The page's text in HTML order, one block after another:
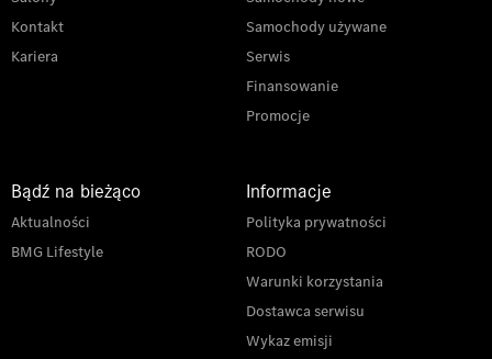
Kontakt
Kariera
Samochody używane
Serwis
Finansowanie
Promocje
Bądź na bieżąco
Aktualności
BMG Lifestyle
Informacje
Polityka prywatności
RODO
Warunki korzystania
Dostawca serwisu
Wykaz emisji